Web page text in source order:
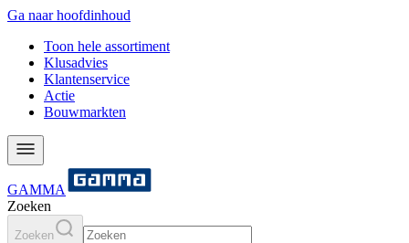
Ga naar hoofdinhoud
Toon hele assortiment
Klusadvies
Klantenservice
Actie
Bouwmarkten
GAMMA
Zoeken
Zoeken